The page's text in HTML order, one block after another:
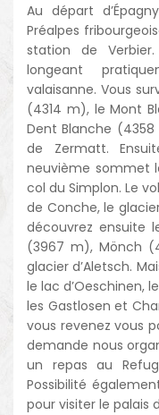
Au départ
Préalpes
station de
longeant
valaisanne. Vous
(4314 m), le Mont
Dent Blanche
de Zermatt.
neuvième sommet
col du Simplon. Le
de Conche, le
découvrez ensuite
(3967 m), Mönch
glacier d’Aletsch.
le lac d’Oeschinen,
les Gastlosen et
vous revenez vous
demande nous
un repas au
Possibilité
pour visiter le palais